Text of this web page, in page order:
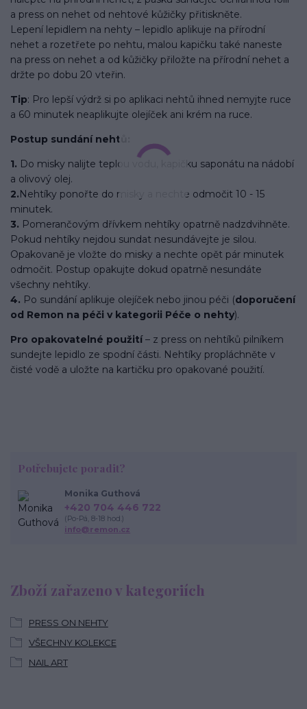
a press on nehet od nehtové kůžičky přitiskněte.
Lepení lepidlem na nehty – lepidlo aplikuje na přírodní
nehet a rozetřete po nehtu, malou kapičku také naneste
na press on nehet a od kůžičky přiložte na přírodní nehet a
držte po dobu 20 vteřin.
Tip: Pro lepší výdrž si po aplikaci nehtů ihned nemyjte ruce
a 60 minutek neaplikujte olejíček ani krém na ruce.
Postup sundání nehtů:
1. Do misky nalijte teplou vodu, kapičku saponátu na nádobí
a olivový olej.
2.Nehtíky ponořte do misky a nechte odmočit 10 - 15
minutek.
3. Pomerančovým dřívkem nehtíky opatrně nadzdvihněte.
Pokud nehtíky nejdou sundat nesundávejte je silou.
Opakovaně je vložte do misky a nechte opět pár minutek
odmočit. Postup opakujte dokud opatrně nesundáte
všechny nehtíky.
4. Po sundání aplikuje olejíček nebo jinou péči (doporučení
od Remon na péči v kategorii Péče o nehty).
Pro opakovatelné použití– z press on nehtíků pilníkem
sundejte lepidlo ze spodní části. Nehtíky propláchněte v
čisté vodě a uložte na kartičku pro opakované použití.
Zboží zařazeno v kategoriích
PRESS ON NEHTY
VŠECHNY KOLEKCE
NAIL ART
Potřebujete poradit?
Monika Guthová
+420 704 446 722
(Po-Pá, 8-18 hod.)
info@remon.cz